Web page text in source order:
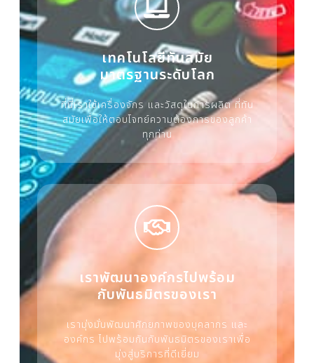
เทคโนโลยีทันสมัย
มาตรฐานระดับโลก
ที่นี่เราใช้เครื่องจักร และวัสดุในการผลิต ที่ทัน
สมัยเพื่อให้ตอบโจทย์ความต้องการของลูกค้า
ทุกท่าน
เราพัฒนาองค์กรไปพร้อม
กับพันธมิตรของเรา
เรามุ่งมั่นพัฒนาศักยภาพของบุคลากร และ
องค์กร ไปพร้อมกันกับพันธมิตรของเราเพื่อ
มุ่งสู่บริการที่ดีเยี่ยม